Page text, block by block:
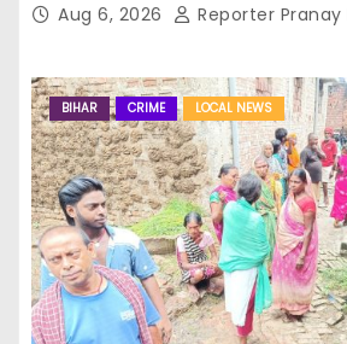
Aug 6, 2026 Reporter Pranay
BIHAR CRIME LOCAL NEWS